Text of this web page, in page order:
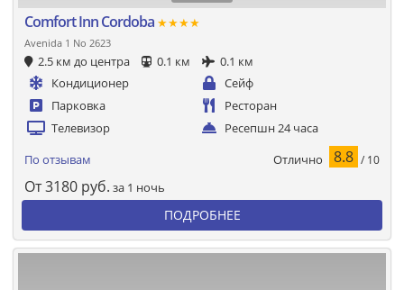
Comfort Inn Cordoba ★★★★
Avenida 1 No 2623
2.5 км до центра 0.1 км
0.1 км
Кондиционер
Сейф
Парковка
Ресторан
Телевизор
Ресепшн 24 часа
По отзывам Отлично 8.8 / 10
От3180 руб. за 1 ночь
ПОДРОБНЕЕ